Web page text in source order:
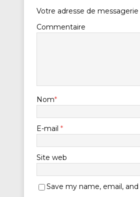
Votre adresse de messagerie
Commentaire
Nom*
E-mail *
Site web
Save my name, email,